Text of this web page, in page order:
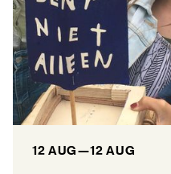
12 AUG—12 AUG